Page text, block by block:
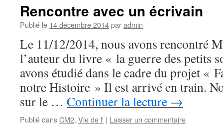
Rencontre avec un écrivain
Publié le 14 décembre 2014paradmin
Le 11/12/2014, nous avons rencontré
l’auteur du livre « la guerre des petits
avons étudié dans le cadre du projet «
notre Histoire » Il est arrivé en train.
sur le … Continuer la lecture →
Publié dansCM2, Vie de l' | Laisser un commentaire